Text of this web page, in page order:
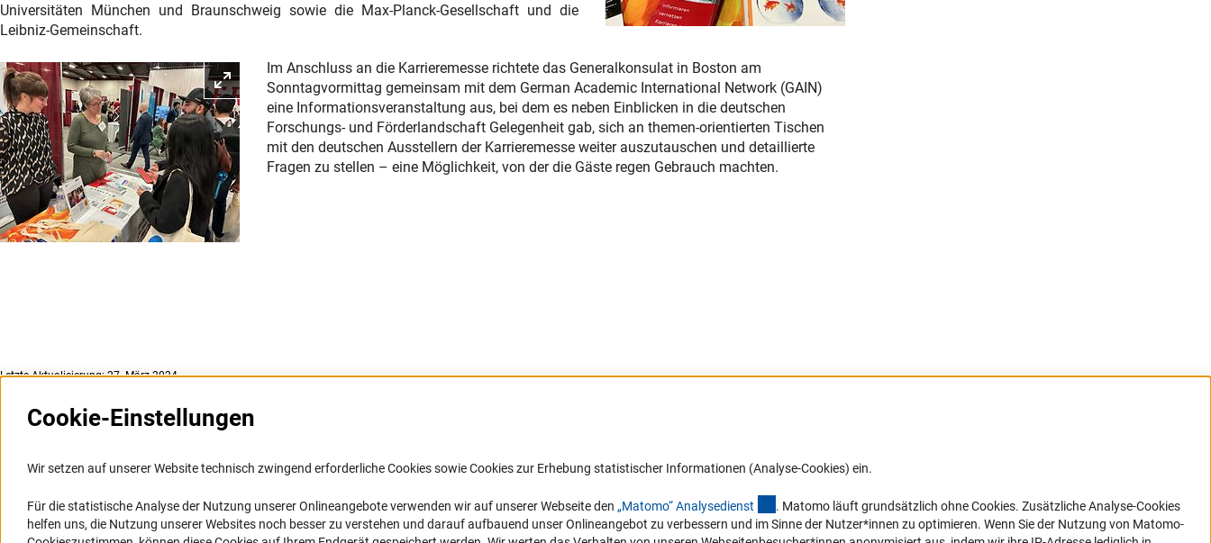
Universitäten München und Braunschweig sowie die Max-Planck-Gesellschaft und die
Leibniz-Gemeinschaft.
Bild vergrößern
Im Anschluss an die Karrieremesse richtete das Generalkonsulat in Boston am
Sonntagvormittag gemeinsam mit dem German Academic International Network (GAIN)
eine Informationsveranstaltung aus, bei dem es neben Einblicken in die deutschen
Forschungs- und Förderlandschaft Gelegenheit gab, sich an themen-orientierten Tischen
mit den deutschen Ausstellern der Karrieremesse weiter auszutauschen und detaillierte
Fragen zu stellen – eine Möglichkeit, von der die Gäste regen Gebrauch machten.
Letzte Aktualisierung: 27. März 2024
Informationssysteme
Portal Wissenschaftliche Integrität
GEPRIS
FAQ
Karriere
mit Behinderungen
Erklärung zur Barrierefreiheit
in Ihr Mailpostfach oder schauen Sie sich
die Ausgaben online an.
Cookie-Einstellungen
Wir setzen auf unserer Website technisch zwingend erforderliche Cookies sowie Cookies zur Erhebung statistischer Informationen (Analyse-Cookies) ein.
Für die statistische Analyse der Nutzung unserer Onlineangebote verwenden wir auf unserer Webseite den „Matomo“ Analysedienst (externer Link)
. Matomo läuft grundsätzlich ohne Cookies. Zusätzliche Analyse-Cookies
helfen uns, die Nutzung unserer Websites noch besser zu verstehen und darauf aufbauend unser Onlineangebot zu verbessern und im Sinne der Nutzer*innen zu optimieren. Wenn Sie der Nutzung von Matomo-